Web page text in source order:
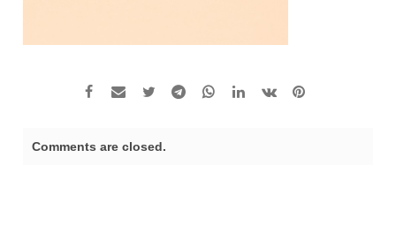
Comments are closed.